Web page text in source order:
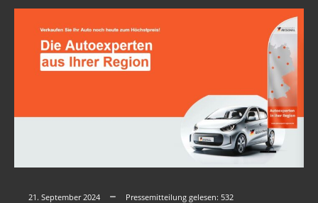
21. September 2024 Pressemitteilung gelesen: 532